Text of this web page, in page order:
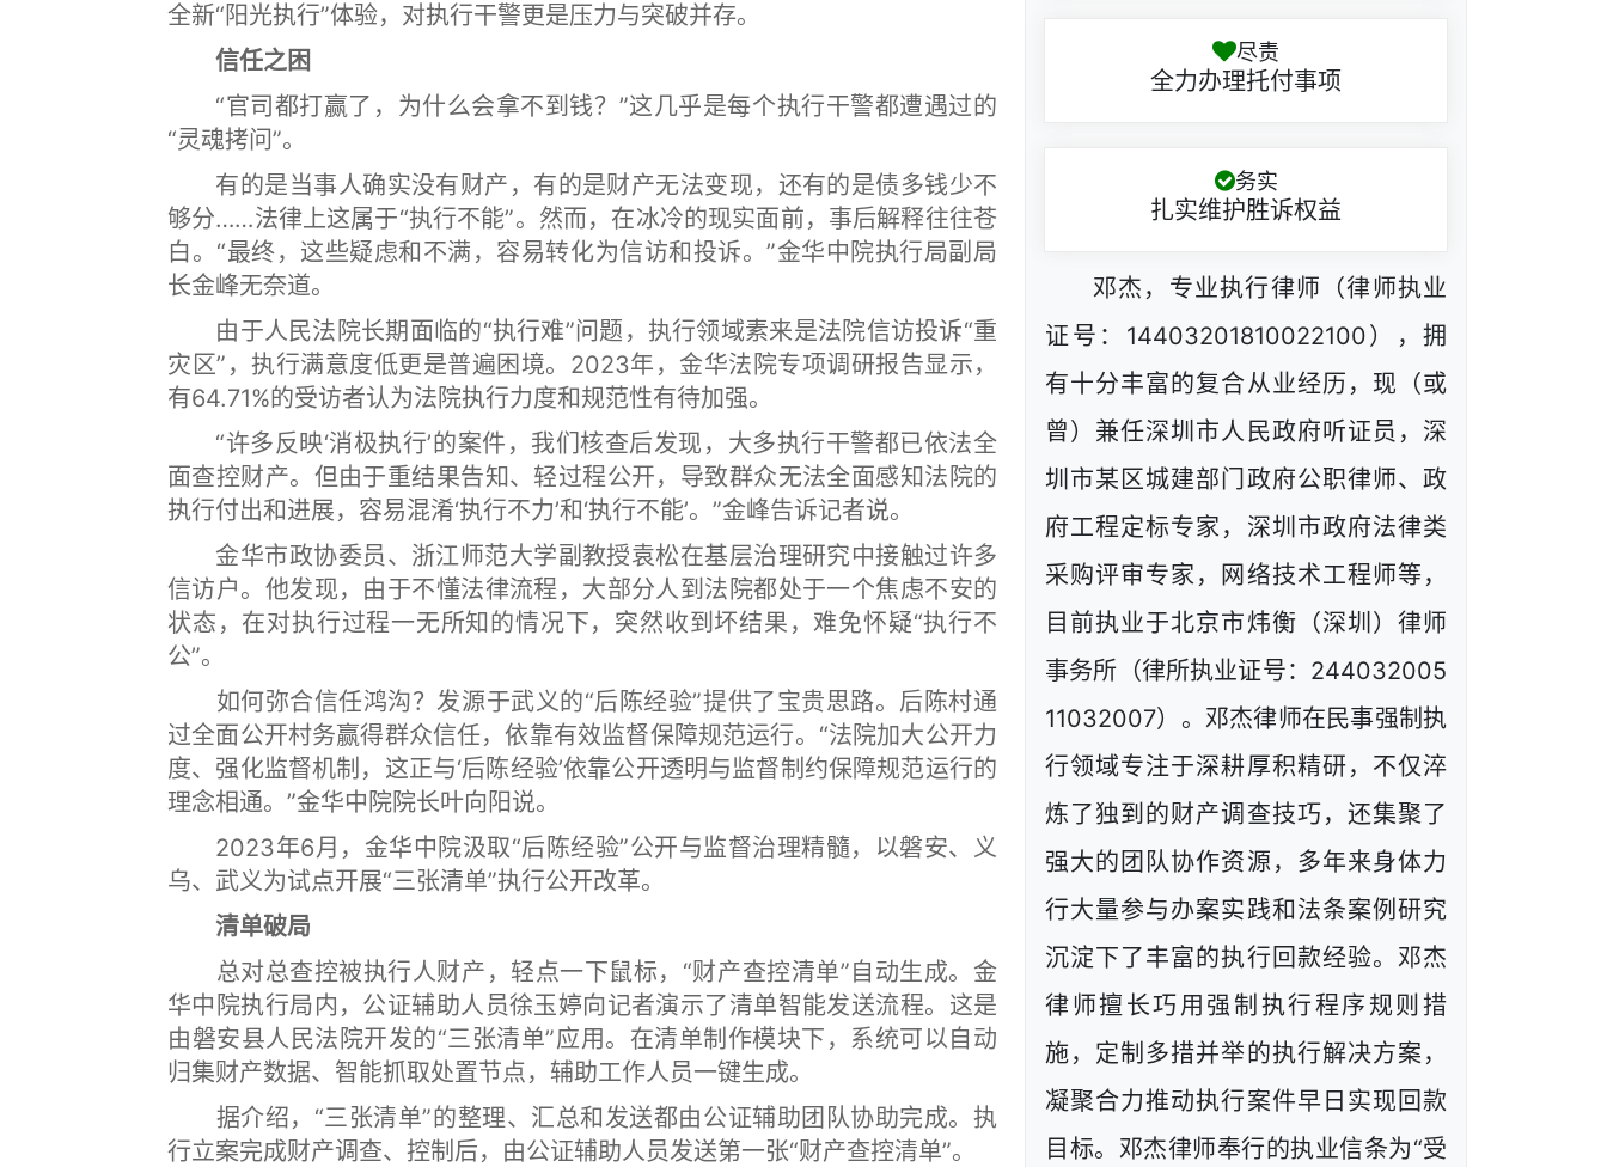
全新“阳光执行”体验，对执行干警更是压力与突破并存。
信任之困
“官司都打赢了，为什么会拿不到钱？”这几乎是每个执行干警都遭遇过的
“灵魂拷问”。
有的是当事人确实没有财产，有的是财产无法变现，还有的是债多钱少不
够分……法律上这属于“执行不能”。然而，在冰冷的现实面前，事后解释往往苍
白。“最终，这些疑虑和不满，容易转化为信访和投诉。”金华中院执行局副局
长金峰无奈道。
由于人民法院长期面临的“执行难”问题，执行领域素来是法院信访投诉“重
灾区”，执行满意度低更是普遍困境。2023年，金华法院专项调研报告显示，
有64.71%的受访者认为法院执行力度和规范性有待加强。
“许多反映‘消极执行’的案件，我们核查后发现，大多执行干警都已依法全
面查控财产。但由于重结果告知、轻过程公开，导致群众无法全面感知法院的
执行付出和进展，容易混淆‘执行不力’和‘执行不能’。”金峰告诉记者说。
金华市政协委员、浙江师范大学副教授袁松在基层治理研究中接触过许多
信访户。他发现，由于不懂法律流程，大部分人到法院都处于一个焦虑不安的
状态，在对执行过程一无所知的情况下，突然收到坏结果，难免怀疑“执行不
公”。
如何弥合信任鸿沟？发源于武义的“后陈经验”提供了宝贵思路。后陈村通
过全面公开村务赢得群众信任，依靠有效监督保障规范运行。“法院加大公开力
度、强化监督机制，这正与‘后陈经验’依靠公开透明与监督制约保障规范运行的
理念相通。”金华中院院长叶向阳说。
2023年6月，金华中院汲取“后陈经验”公开与监督治理精髓，以磐安、义
乌、武义为试点开展“三张清单”执行公开改革。
清单破局
总对总查控被执行人财产，轻点一下鼠标，“财产查控清单”自动生成。金
华中院执行局内，公证辅助人员徐玉婷向记者演示了清单智能发送流程。这是
由磐安县人民法院开发的“三张清单”应用。在清单制作模块下，系统可以自动
归集财产数据、智能抓取处置节点，辅助工作人员一键生成。
据介绍，“三张清单”的整理、汇总和发送都由公证辅助团队协助完成。执
行立案完成财产调查、控制后，由公证辅助人员发送第一张“财产查控清单”。
尽责
全力办理托付事项
务实
扎实维护胜诉权益
邓杰，专业执行律师（律师执业
证号：14403201810022100），拥
有十分丰富的复合从业经历，现（或
曾）兼任深圳市人民政府听证员，深
圳市某区城建部门政府公职律师、政
府工程定标专家，深圳市政府法律类
采购评审专家，网络技术工程师等，
目前执业于北京市炜衡（深圳）律师
事务所（律所执业证号：244032005
11032007）。邓杰律师在民事强制执
行领域专注于深耕厚积精研，不仅淬
炼了独到的财产调查技巧，还集聚了
强大的团队协作资源，多年来身体力
行大量参与办案实践和法条案例研究
沉淀下了丰富的执行回款经验。邓杰
律师擅长巧用强制执行程序规则措
施，定制多措并举的执行解决方案，
凝聚合力推动执行案件早日实现回款
目标。邓杰律师奉行的执业信条为“受